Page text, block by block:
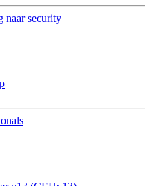
naar security